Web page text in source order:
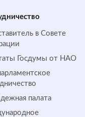
в Совете
Госдумы от НАО
палата